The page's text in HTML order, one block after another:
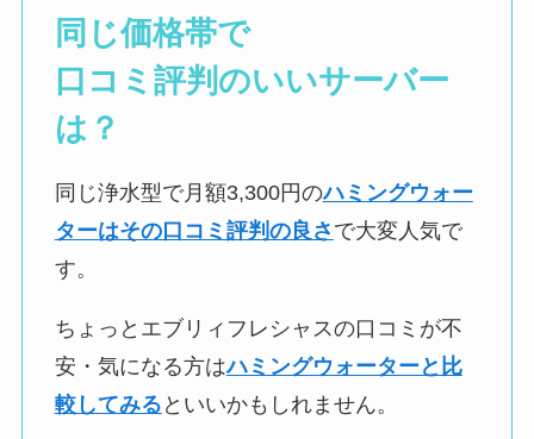
同じ価格帯で
口コミ評判のいいサーバー
は？
同じ浄水型で月額3,300円のハミングウォー
ターはその口コミ評判の良さ で大変人気で
す。
ちょっとエブリィフレシャスの口コミが不
安・気になる方はハミングウォーターと比
較してみる といいかもしれません。